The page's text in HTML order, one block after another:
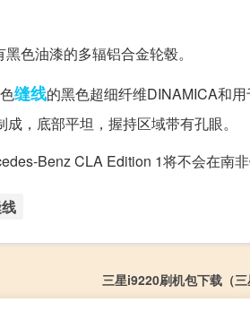
色油漆的多辐铝合金轮毂。
缝线的黑色超细纤维DINAMICA和
，底部平坦，握持区域带有孔眼。
Benz CLA Edition 1将不会在南非
三星i9220刷机包下载（三